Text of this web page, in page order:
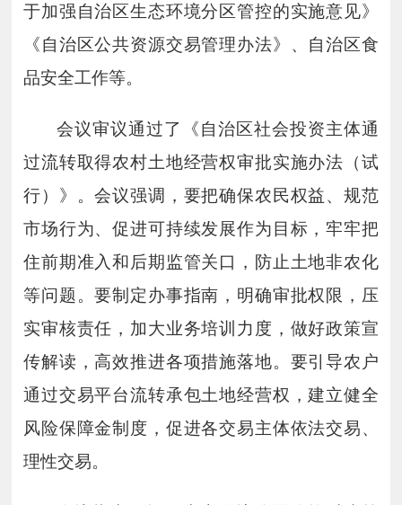
于加强自治区生态环境分区管控的实施意见》
《自治区公共资源交易管理办法》、自治区食
品安全工作等。
会议审议通过了《自治区社会投资主体通
过流转取得农村土地经营权审批实施办法（试
行）》。会议强调，要把确保农民权益、规范
市场行为、促进可持续发展作为目标，牢牢把
住前期准入和后期监管关口，防止土地非农化
等问题。要制定办事指南，明确审批权限，压
实审核责任，加大业务培训力度，做好政策宣
传解读，高效推进各项措施落地。要引导农户
通过交易平台流转承包土地经营权，建立健全
风险保障金制度，促进各交易主体依法交易、
理性交易。